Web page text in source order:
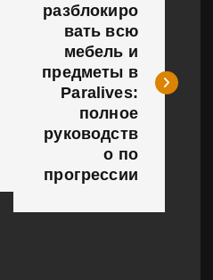
разблокиро
вать всю
мебель и
предметы в
Paralives:
полное
руководств
о по
прогрессии